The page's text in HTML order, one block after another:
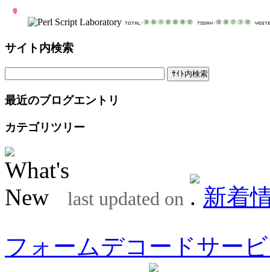
サイト内検索
最近のブログエントリ
カテゴリツリー
last updated on
新着
フォームデコードサー